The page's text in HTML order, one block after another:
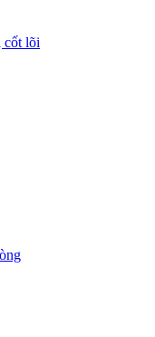
cốt lõi